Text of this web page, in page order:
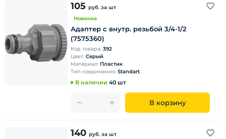
105 руб. за шт
Новинка
Адаптер с внутр. резьбой 3/4-1/2
(7575360)
Код товара: 392
Цвет: Серый
Материал: Пластик
Тип соединения: Standart
В наличии 40 шт
В корзину
140 руб. за шт